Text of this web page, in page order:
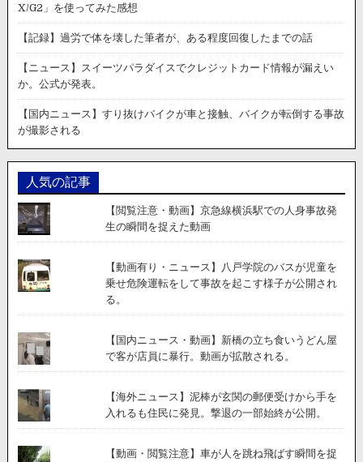
X/G2」を使ってみた感想
【記録】過労で体を壊した筆者が、ある程度回復したまでの話
【ニュース】スイーツパラダイスでクレジットカード情報が漏えい
か。公式が発表。
【国内ニュース】すり抜けバイクが車と接触、バイクが転倒する事故
が撮影される
人気の記事
【閲覧注意・動画】京急線横浜駅での人身事故発
生の瞬間を捉えた動画
【動画有り・ニュース】八戸学院のバスが児童を
乗せ危険運転をして事故を起こす様子が公開され
る。
【国内ニュース・動画】新橋の立ち食いうどん屋
で客が店員に暴行。動画が拡散される。
【海外ニュース】泥棒が玄関の郵便受けから手を
入れるも住民に発見。撃退の一部始終が公開。
【動画・閲覧注意】車が人を跳ね飛ばす瞬間を捉